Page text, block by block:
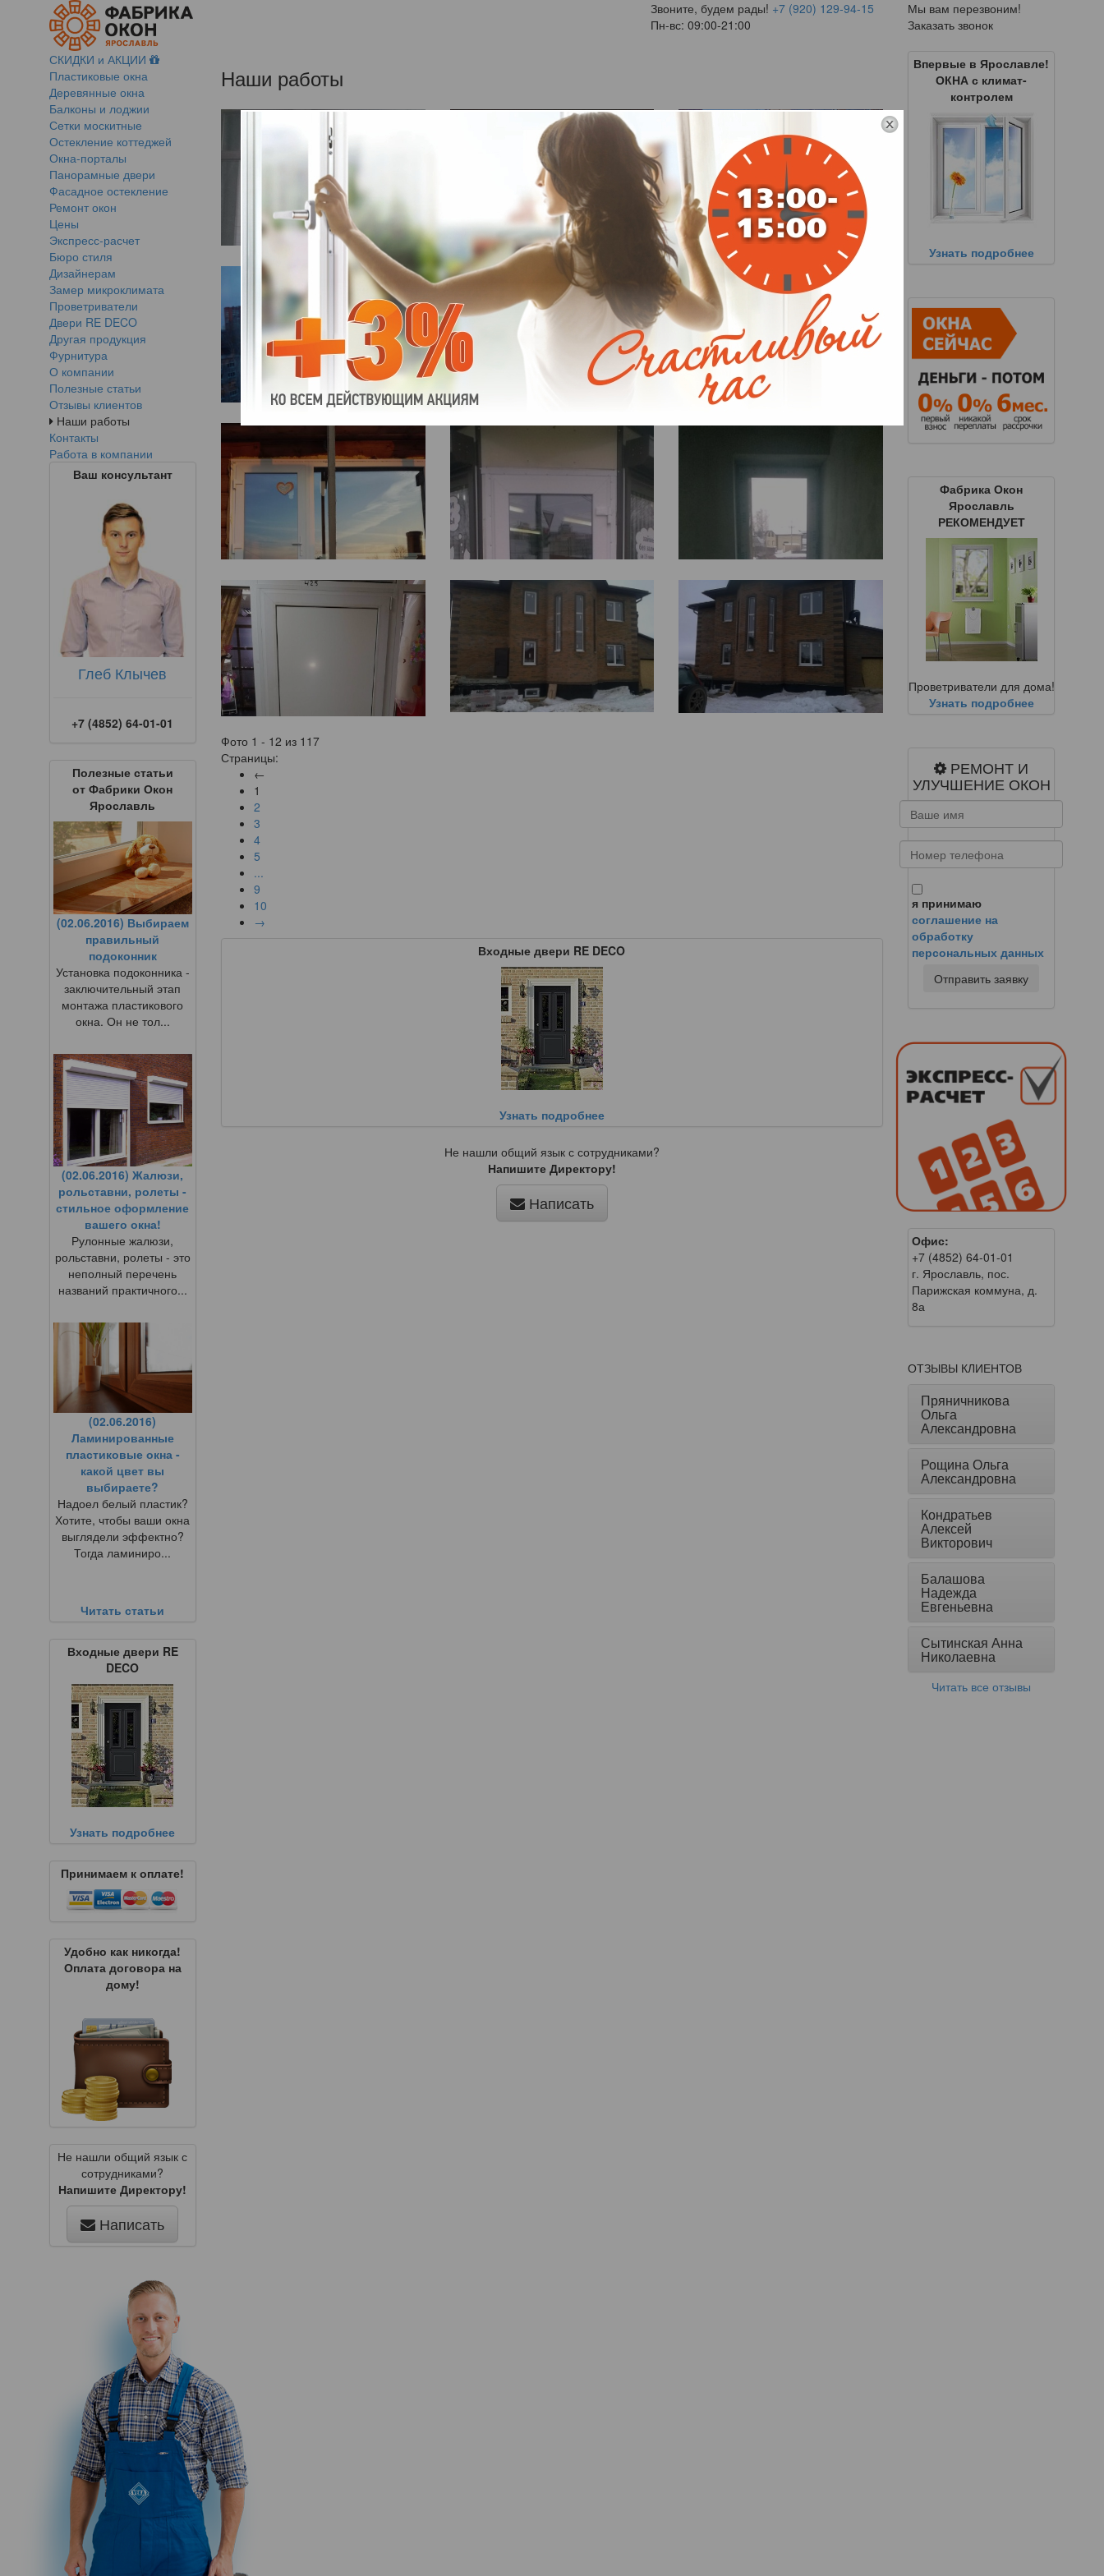
Звоните, будем рады! +7 (920) 129-94-15
Пн-вс: 09:00-21:00
Мы вам перезвоним!
Заказать звонок
СКИДКИ и АКЦИИ
Пластиковые окна
Деревянные окна
Балконы и лоджии
Сетки москитные
Остекление коттеджей
Окна-порталы
Панорамные двери
Фасадное остекление
Ремонт окон
Цены
Экспресс-расчет
Бюро стиля
Дизайнерам
Замер микроклимата
Проветриватели
Двери RE DECO
Другая продукция
Фурнитура
О компании
Полезные статьи
Отзывы клиентов
Наши работы
Контакты
Работа в компании
Ваш консультант
Глеб Клычев
+7 (4852) 64-01-01
Полезные статьи
от Фабрики Окон
Ярославль
(02.06.2016) Выбираем
правильный
подоконник
Установка подоконника -
заключительный этап
монтажа пластикового
окна. Он не тол...
(02.06.2016) Жалюзи,
рольставни, ролеты -
стильное оформление
вашего окна!
Рулонные жалюзи,
рольставни, ролеты - это
неполный перечень
названий практичного...
(02.06.2016)
Ламинированные
пластиковые окна -
какой цвет вы
выбираете?
Надоел белый пластик?
Хотите, чтобы ваши окна
выглядели эффектно?
Тогда ламиниро...
Читать статьи
Входные двери RE
DECO
Узнать подробнее
Принимаем к оплате!
Удобно как никогда!
Оплата договора на
дому!
Не нашли общий язык с
сотрудниками?
Напишите Директору!
Написать
Наши работы
Фото 1 - 12 из 117
Страницы:
←
1
2
3
4
5
...
9
10
→
Входные двери RE DECO
Узнать подробнее
Не нашли общий язык с сотрудниками?
Напишите Директору!
Написать
Впервые в Ярославле!
ОКНА с климат-
контролем
Узнать подробнее
Фабрика Окон
Ярославль
РЕКОМЕНДУЕТ
Проветриватели для дома!
Узнать подробнее
РЕМОНТ И
УЛУЧШЕНИЕ ОКОН
я принимаю
соглашение на
обработку
персональных данных
Отправить заявку
Офис:
+7 (4852) 64-01-01
г. Ярославль, пос.
Парижская коммуна, д.
8а
ОТЗЫВЫ КЛИЕНТОВ
Пряничникова
Ольга
Александровна
Рощина Ольга
Александровна
Кондратьев
Алексей
Викторович
Балашова
Надежда
Евгеньевна
Сытинская Анна
Николаевна
Читать все отзывы